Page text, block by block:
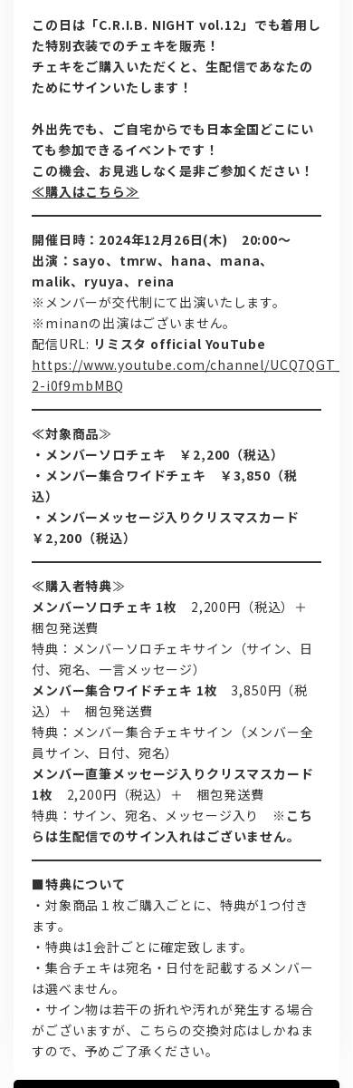
この日は「C.R.I.B. NIGHT vol.12」でも着用し
た特別衣装でのチェキを販売！
チェキをご購入いただくと、生配信であなたの
ためにサインいたします！
外出先でも、ご自宅からでも日本全国どこにい
ても参加できるイベントです！
この機会、お見逃しなく是非ご参加ください！
≪購入はこちら≫
開催日時： 2024年12月26日(木) 20:00～
出演：sayo、tmrw、hana、mana、
malik、ryuya、reina
※メンバーが交代制にて出演いたします。
※minanの出演はございません。
配信URL: リミスタ official YouTube
https://www.youtube.com/channel/
2-i0f9mbMBQ
≪対象商品≫
・メンバーソロチェキ ￥2,200（税込）
・メンバー集合ワイドチェキ ￥3,850（税
込）
・メンバーメッセージ入りクリスマスカード
￥2,200（税込）
≪購入者特典≫
メンバーソロチェキ 1枚
2,200円（税込）＋
梱包発送費
特典：メンバーソロチェキサイン（サイン、日
付、宛名、一言メッセージ）
メンバー集合ワイドチェキ 1枚 3,850円（税
込）＋ 梱包発送費
特典：メンバー集合チェキサイン（メンバー全
員サイン、日付、宛名）
メンバー直筆メッセージ入りクリスマスカード
1枚 2,200円（税込）＋ 梱包発送費
特典：サイン、宛名、メッセージ入り ※こち
らは生配信でのサイン入れはございません。
■特典について
・対象商品１枚ご購入ごとに、特典が1つ付き
ます。
・特典は1会計ごとに確定致します。
・集合チェキは宛名・日付を記載するメンバー
は選べません。
・サイン物は若干の折れや汚れが発生する場合
がございますが、こちらの交換対応はしかねま
すので、予めご了承ください。
問い合わせ, 取材,出演依頼